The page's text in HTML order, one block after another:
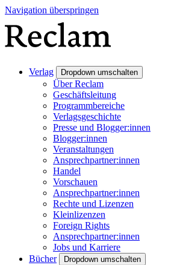
Navigation überspringen
Verlag Dropdown umschalten
Über Reclam
Geschäftsleitung
Programmbereiche
Verlagsgeschichte
Presse und Blogger:innen
Blogger:innen
Veranstaltungen
Ansprechpartner:innen
Handel
Vorschauen
Ansprechpartner:innen
Rechte und Lizenzen
Kleinlizenzen
Foreign Rights
Ansprechpartner:innen
Jobs und Karriere
Bücher
Dropdown umschalten